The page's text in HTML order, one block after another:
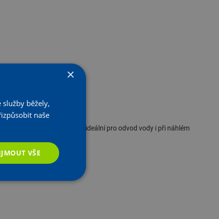
, ideální pro odvod vody i při náhlém
×
běžely,
naše
VŠE